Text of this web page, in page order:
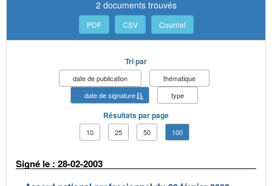
2 documents trouvés
PDF CSV Courriel
Tri par
date de publication
thématique
date de signature
type
Résultats par page
10 25 50 100
Signé le : 28-02-2003